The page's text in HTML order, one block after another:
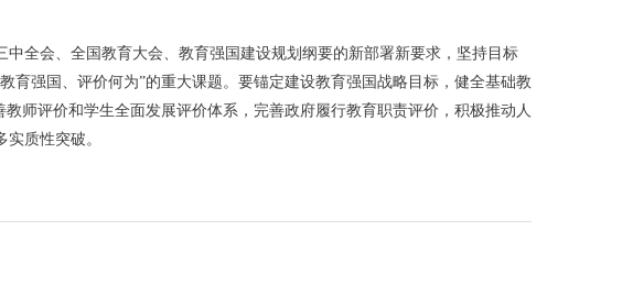
全会、全国教育大会、教育强国建设规划纲要的新部署新要求，坚持目标
强国、评价何为”的重大课题。要锚定建设教育强国战略目标， 健全基础教
师评价和学生全面发展评价体系，完善政府履行教育职责评价，积极推动人
质性突破。